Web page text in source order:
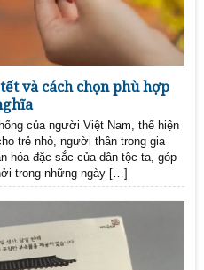
và cách chọn phù hợp
của người Việt Nam, thể hiện
trẻ nhỏ, người thân trong gia
hóa đặc sắc của dân tộc ta, góp
trong những ngày […]